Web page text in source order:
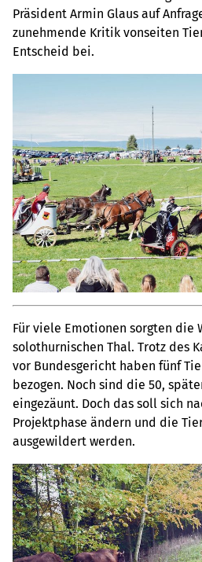
Präsident Armin Glaus auf
zunehmende Kritik vonseiten
Entscheid bei.
Für viele Emotionen sorgten die
solothurnischen Thal. Trotz des
vor Bundesgericht haben fünf
bezogen. Noch sind die 50,
eingezäunt. Doch das soll sich
Projektphase ändern und die
ausgewildert werden.